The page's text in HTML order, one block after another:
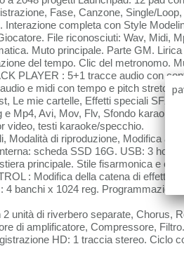
Fase, Canzone, Single/
Interazione completa con Style
File riconosciuti: Wav, Midi,
Muto principale. Parte GM.
del tempo. Clic del metronomo.
PLAYER : 5+1 tracce audio con
e midi con tempo e pitch
Le mie cartelle, Effetti speciali SFX.
e Mp4, Avi, Mov, Flv, Sfondo
video, testi karaoke/specchio.
Modalità di riproduzione, Modifica
scheda SSD 16G. USB: 3
principale. Stile fisarmonica e
: Modifica della catena di effetti
4 banchi x 1024 reg.
unità di riverbero separate, Chorus,
di amplificatore, Compressore,
HD: 1 traccia stereo. Ciclo